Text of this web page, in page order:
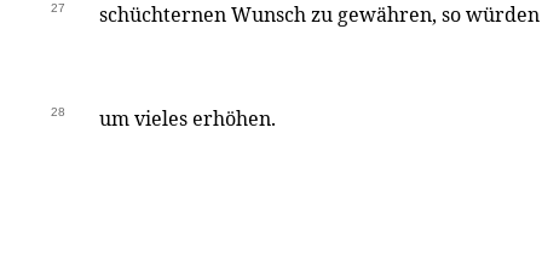
27 schüchternen Wunsch zu gewähren, so
28 um vieles erhöhen.